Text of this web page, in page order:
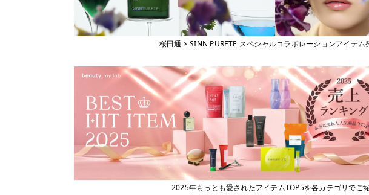
桜田通 × SINN PURETE スペシャルコラボレーションアイテム
2025年もっとも愛されたアイテムTOP5を各カテゴリでご